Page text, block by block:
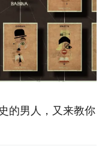
的男人，又来教你